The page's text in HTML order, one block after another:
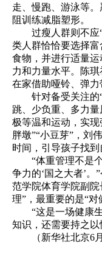
走、慢跑、游泳等
阻训练减脂塑形。
过瘦人群则不应“
类人群恰恰要选择
食物，并进行适量
力和力量水平。陈
在家借助哑铃、弹
针对备受关注的“
跳、少负重、多力
极等温和运动，实
胖墩”“小豆芽”，刘
时间，引导孩子找到
“体重管理不是个
争力的‘国之大者’
范学院体育学院副
理”，最重要的是“对
“这是一场健康生
知识，还需要持之以
（新华社北京6月